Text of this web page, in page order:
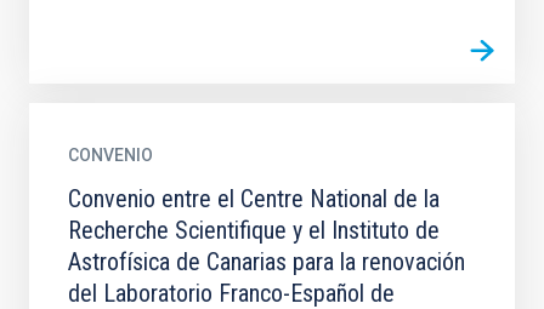
CONVENIO
Convenio entre el Centre National de la
Recherche Scientifique y el Instituto de
Astrofísica de Canarias para la renovación
del Laboratorio Franco-Español de